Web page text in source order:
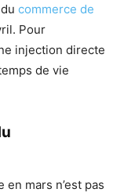
commerce de
Pour
injection directe
de vie
mars n’est pas